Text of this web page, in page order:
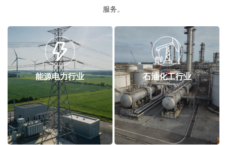
服务。
能源电力行业 石油化工行业